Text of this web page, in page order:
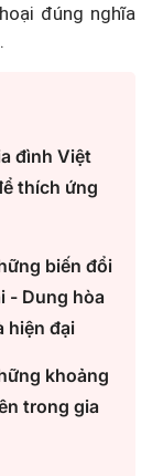
đúng nghĩa
đình Việt
thích ứng
biến đổi
- Dung hòa
hiện đại
khoảng
trong gia